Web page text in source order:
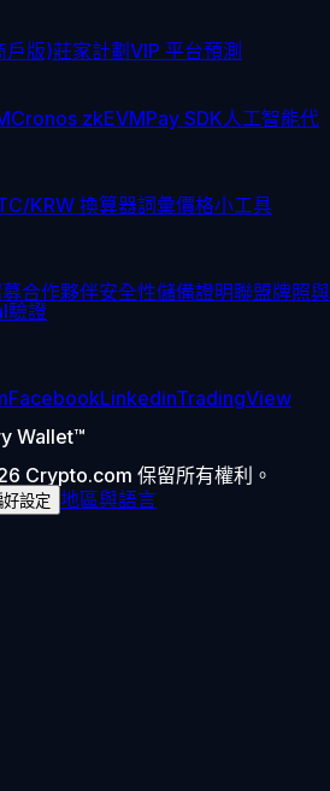
戶版)莊家計劃VIP 平台預測
Cronos zkEVMPay SDK人工智能代
KRW 換算器詞彙價格小工具
合作夥伴安全性儲備證明聯盟牌照與
驗證
FacebookLinkedinTradingView
Wallet™
Crypto.com 保留所有權利。
好設定 地區與語言